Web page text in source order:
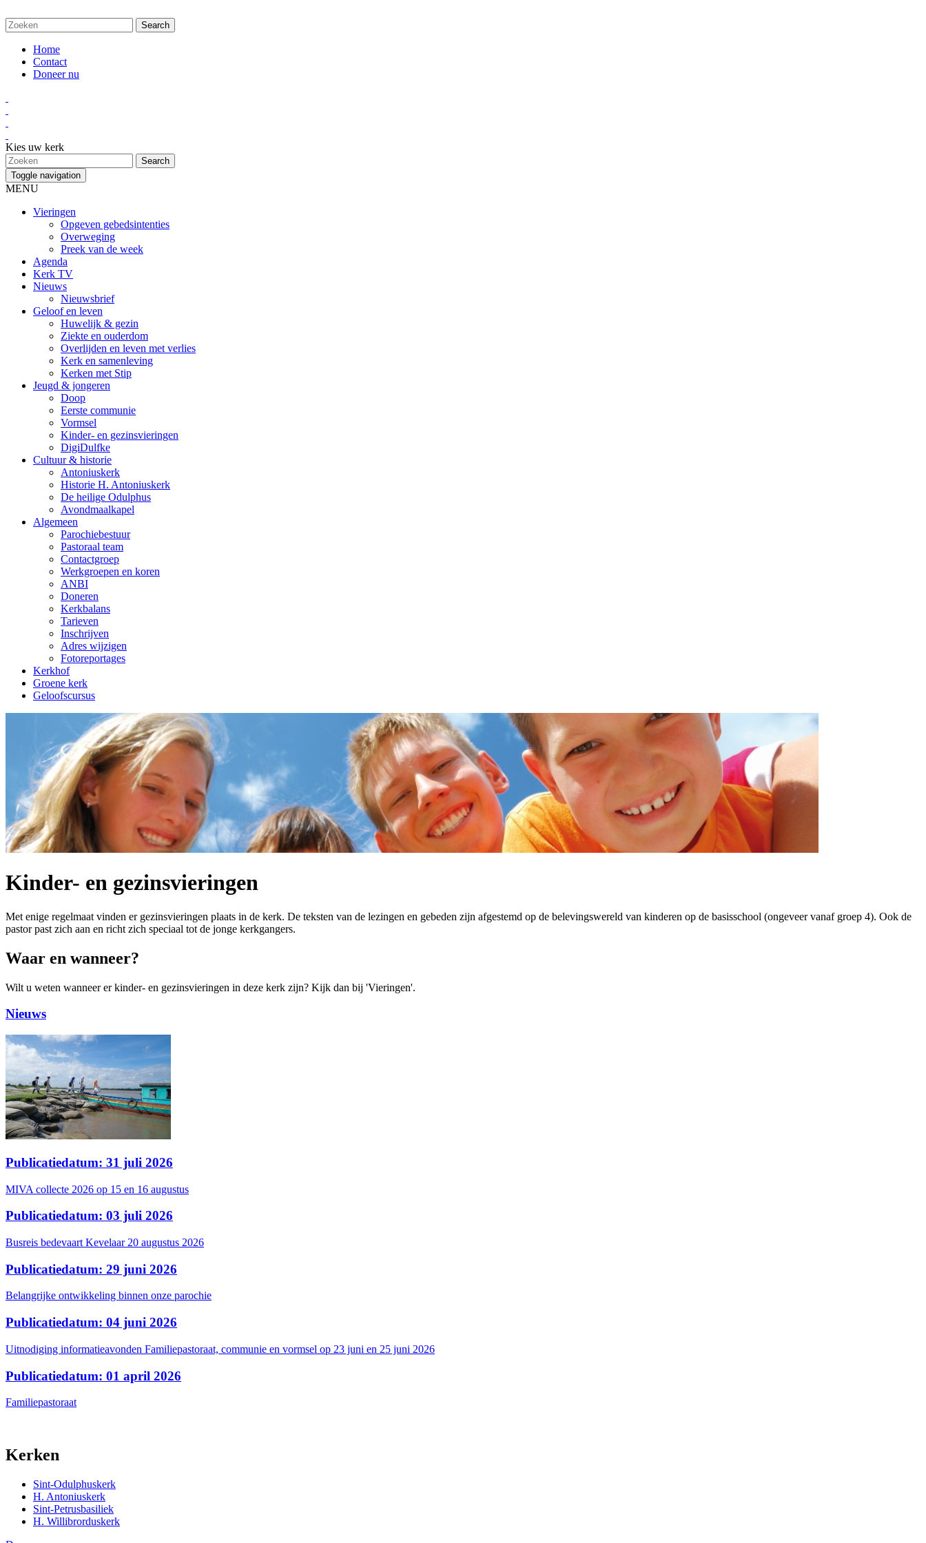
Home
Contact
Doneer nu
Kies uw kerk
Toggle navigation
MENU
Vieringen
Opgeven gebedsintenties
Overweging
Preek van de week
Agenda
Kerk TV
Nieuws
Nieuwsbrief
Geloof en leven
Huwelijk & gezin
Ziekte en ouderdom
Overlijden en leven met verlies
Kerk en samenleving
Kerken met Stip
Jeugd & jongeren
Doop
Eerste communie
Vormsel
Kinder- en gezinsvieringen
DigiDulfke
Cultuur & historie
Antoniuskerk
Historie H. Antoniuskerk
De heilige Odulphus
Avondmaalkapel
Algemeen
Parochiebestuur
Pastoraal team
Contactgroep
Werkgroepen en koren
ANBI
Doneren
Kerkbalans
Tarieven
Inschrijven
Adres wijzigen
Fotoreportages
Kerkhof
Groene kerk
Geloofscursus
Kinder- en gezinsvieringen
Met enige regelmaat vinden er gezinsvieringen plaats in de kerk. De teksten van de lezingen en gebeden zijn afgestemd op de belevingswereld van kinderen op de basisschool (ongeveer vanaf groep 4). Ook de
pastor past zich aan en richt zich speciaal tot de jonge kerkgangers.
Waar en wanneer?
Wilt u weten wanneer er kinder- en gezinsvieringen in deze kerk zijn? Kijk dan bij 'Vieringen'.
Nieuws
Publicatiedatum: 31 juli 2026
MIVA collecte 2026 op 15 en 16 augustus
Publicatiedatum: 03 juli 2026
Busreis bedevaart Kevelaar 20 augustus 2026
Publicatiedatum: 29 juni 2026
Belangrijke ontwikkeling binnen onze parochie
Publicatiedatum: 04 juni 2026
Uitnodiging informatieavonden Familiepastoraat, communie en vormsel op 23 juni en 25 juni 2026
Publicatiedatum: 01 april 2026
Familiepastoraat
Kerken
Sint-Odulphuskerk
H. Antoniuskerk
Sint-Petrusbasiliek
H. Willibrorduskerk